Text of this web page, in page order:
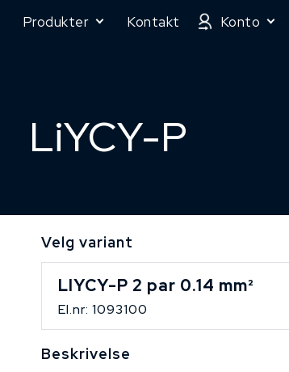
Produkter Kontakt Konto
LiYCY-P
Velg variant
LIYCY-P 2 par 0.14 mm²
El.nr: 1093100
Beskrivelse